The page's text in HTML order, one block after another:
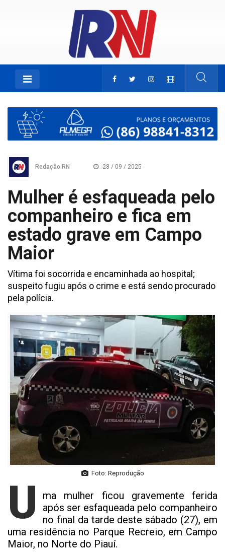
Redação RN 28 / 09 / 2025
Mulher é esfaqueada pelo
companheiro e fica em
estado grave em Campo
Maior
Vítima foi socorrida e encaminhada ao hospital;
suspeito fugiu após o crime e está sendo procurado
pela polícia.
Foto: Reprodução
U
ma mulher ficou gravemente ferida
após ser esfaqueada pelo companheiro
no final da tarde deste sábado (27), em
uma residência no Parque Recreio, em Campo
Maior, no Norte do Piauí.